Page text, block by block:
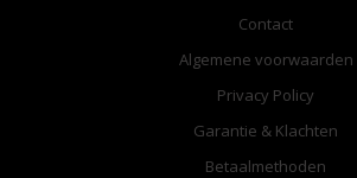
Contact
Algemene voorwaarden
Privacy Policy
Garantie & Klachten
Betaalmethoden